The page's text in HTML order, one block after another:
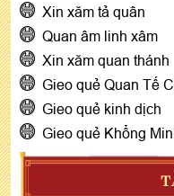
Xin xăm tả quân
Quan âm linh xâm
Xin xăm quan thánh
Gieo quẻ Quan Tế
Gieo quẻ kinh dịch
Gieo quẻ Khổng